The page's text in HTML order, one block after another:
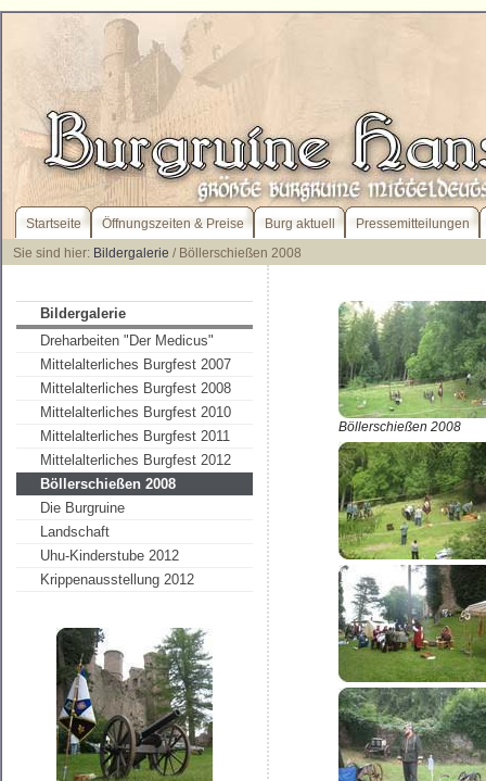
Startseite Öffnungszeiten & Preise Burg aktuell
Pressemitteilungen
Sie sind hier: Bildergalerie / Böllerschießen 2008
Bildergalerie
Dreharbeiten "Der Medicus"
Mittelalterliches Burgfest 2007
Mittelalterliches Burgfest 2008
Mittelalterliches Burgfest 2010
Mittelalterliches Burgfest 2011
Mittelalterliches Burgfest 2012
Böllerschießen 2008
Die Burgruine
Landschaft
Uhu-Kinderstube 2012
Krippenausstellung 2012
Böllerschießen 2008